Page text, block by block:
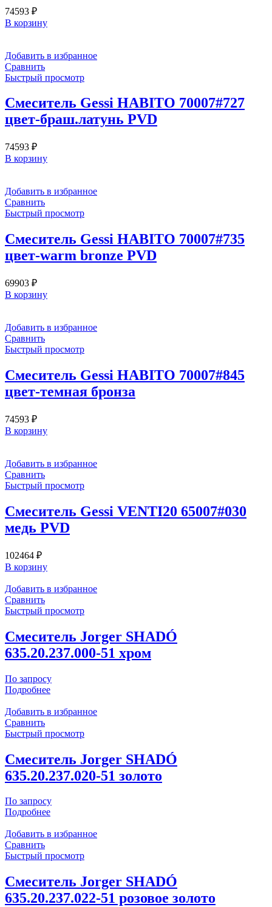
74593 ₽
В корзину
Добавить в избранное
Сравнить
Быстрый просмотр
Смеситель Gessi HABITO 70007#727
цвет-браш.латунь PVD
74593 ₽
В корзину
Добавить в избранное
Сравнить
Быстрый просмотр
Смеситель Gessi HABITO 70007#735
цвет-warm bronze PVD
69903 ₽
В корзину
Добавить в избранное
Сравнить
Быстрый просмотр
Смеситель Gessi HABITO 70007#845
цвет-темная бронза
74593 ₽
В корзину
Добавить в избранное
Сравнить
Быстрый просмотр
Смеситель Gessi VENTI20 65007#030
медь PVD
102464 ₽
В корзину
Добавить в избранное
Сравнить
Быстрый просмотр
Смеситель Jorger SHADÓ
635.20.237.000-51 хром
По запросу
Подробнее
Добавить в избранное
Сравнить
Быстрый просмотр
Смеситель Jorger SHADÓ
635.20.237.020-51 золото
По запросу
Подробнее
Добавить в избранное
Сравнить
Быстрый просмотр
Смеситель Jorger SHADÓ
635.20.237.022-51 розовое золото